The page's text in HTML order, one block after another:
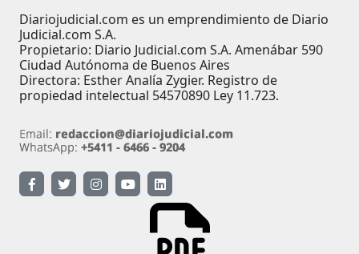
Diariojudicial.com es un emprendimiento de Diario
Judicial.com S.A.
Propietario: Diario Judicial.com S.A. Amenábar 590
Ciudad Autónoma de Buenos Aires
Directora: Esther Analía Zygier. Registro de
propiedad intelectual 54570890 Ley 11.723.